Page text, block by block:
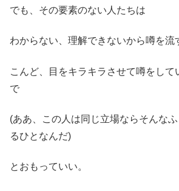
でも、その要素のない人たちは
わからない、理解できないから噂を流
こんど、目をキラキラさせて噂をして
で
(ああ、この人は同じ立場ならそんな
るひとなんだ)
とおもっていい。